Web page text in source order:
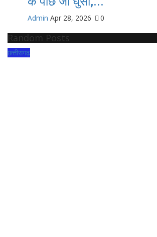
Admin Apr 28, 2026 0
Random Posts
छत्तीसगढ़